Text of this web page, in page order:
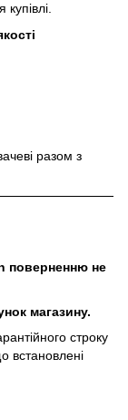
разом з
поверненню не
магазину.
строку
встановлені